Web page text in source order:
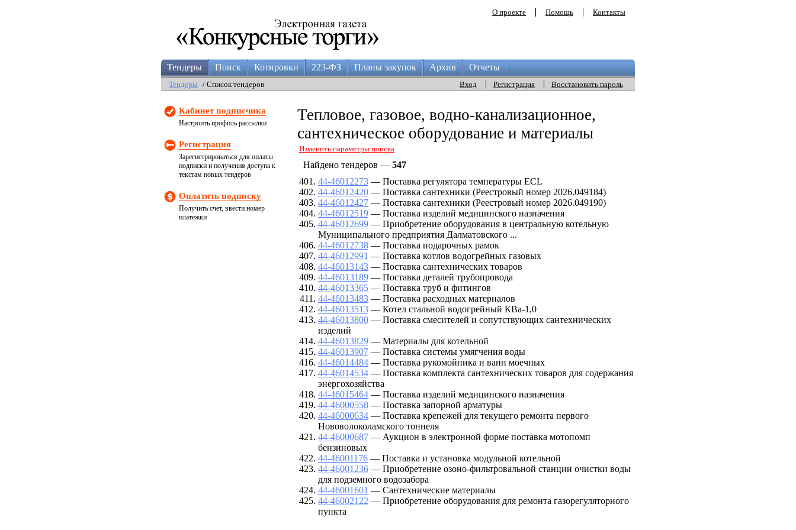
О проекте Помощь Контакты
Тендеры Поиск Котировки 223-ФЗ Планы закупок Архив Отчеты
Вход Регистрация Восстановить пароль
Тендеры / Список тендеров
Кабинет подписчика
Настроить профиль рассылки
Регистрация
Зарегистрироваться для оплаты
подписки и получения доступа к
текстам новых тендеров
Оплатить подписку
Получить счет, ввести номер
платежки
Тепловое, газовое, водно-канализационное,
сантехническое оборудование и материалы
Изменить параметры поиска
Найдено тендеров — 547
44-46012273 — Поставка регулятора температуры ECL
44-46012420 — Поставка сантехники (Реестровый номер 2026.049184)
44-46012427 — Поставка сантехники (Реестровый номер 2026.049190)
44-46012519 — Поставка изделий медицинского назначения
44-46012699 — Приобретение оборудования в центральную котельную
Муниципального предприятия Далматовского ...
44-46012738 — Поставка подарочных рамок
44-46012991 — Поставка котлов водогрейных газовых
44-46013143 — Поставка сантехнических товаров
44-46013189 — Поставка деталей трубопровода
44-46013365 — Поставка труб и фитингов
44-46013483 — Поставка расходных материалов
44-46013513 — Котел стальной водогрейный КВа-1,0
44-46013800 — Поставка смесителей и сопутствующих сантехнических
изделий
44-46013829 — Материалы для котельной
44-46013907 — Поставка системы умягчения воды
44-46014484 — Поставка рукомойника и ванн моечных
44-46014534 — Поставка комплекта сантехнических товаров для содержания
энергохозяйства
44-46015464 — Поставка изделий медицинского назначения
44-46000558 — Поставка запорной арматуры
44-46000634 — Поставка крепежей для текущего ремонта первого
Нововолоколамского тоннеля
44-46000687 — Аукцион в электронной форме поставка мотопомп
бензиновых
44-46001176 — Поставка и установка модульной котельной
44-46001236 — Приобретение озоно-фильтровальной станции очистки воды
для подземного водозабора
44-46001601 — Сантехнические материалы
44-46002122 — Приобретение оборудования для ремонта газорегуляторного
пункта